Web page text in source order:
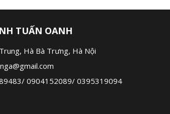
TUẤN OANH
Hà Bà Trưng, Hà Nội
/ 0904152089/ 0395319094